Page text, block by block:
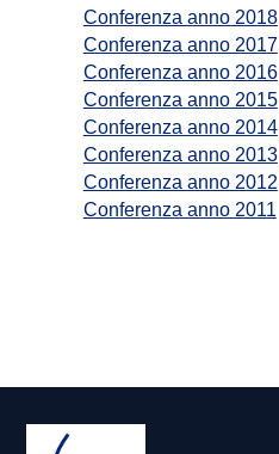
Conferenza anno 2018
Conferenza anno 2017
Conferenza anno 2016
Conferenza anno 2015
Conferenza anno 2014
Conferenza anno 2013
Conferenza anno 2012
Conferenza anno 2011